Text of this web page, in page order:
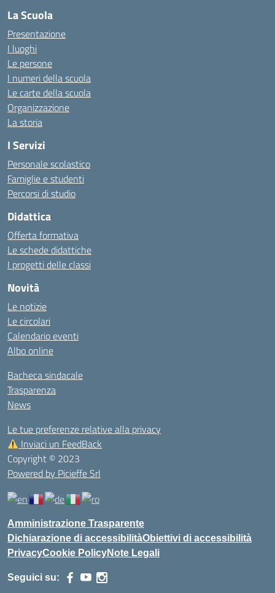
La Scuola
Presentazione
I luoghi
Le persone
I numeri della scuola
Le carte della scuola
Organizzazione
La storia
I Servizi
Personale scolastico
Famiglie e studenti
Percorsi di studio
Didattica
Offerta formativa
Le schede didattiche
I progetti delle classi
Novità
Le notizie
Le circolari
Calendario eventi
Albo online
Bacheca sindacale
Trasparenza
News
Le tue preferenze relative alla privacy
Inviaci un FeedBack
Copyright © 2023
Powered by Picieffe Srl
Amministrazione Trasparente
Dichiarazione di accessibilitàObiettivi di accessibilità
PrivacyCookie PolicyNote Legali
Seguici su: